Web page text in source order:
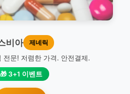
비아 제네릭
전문! 저렴한 가격. 안전결제.
🎁 3+1 이벤트